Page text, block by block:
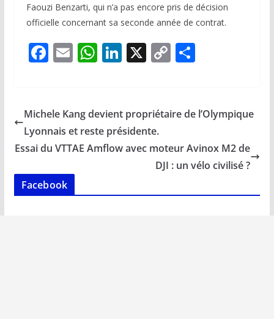
Faouzi Benzarti, qui n’a pas encore pris de décision
officielle concernant sa seconde année de contrat.
F
b
o
o
k
E
l
W
s
A
p
Li
e
dI
n
X C
y
n
k
P
g
Michele Kang devient propriétaire de l’Olympique
Lyonnais et reste présidente.
Essai du VTTAE Amflow avec moteur Avinox M2 de
DJI : un vélo civilisé ?
Facebook